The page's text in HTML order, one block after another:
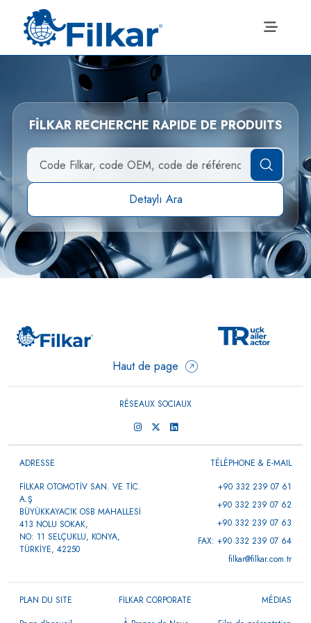
FİLKAR RECHERCHE RAPIDE DE PRODUITS
Detaylı Ara
Haut de page
RÉSEAUX SOCIAUX
ADRESSE
FİLKAR OTOMOTİV SAN. VE TİC.
A.Ş
BÜYÜKKAYACIK OSB MAHALLESİ
413 NOLU SOKAK,
NO: 11 SELÇUKLU, KONYA,
TÜRKİYE, 42250
TÉLÉPHONE & E-MAIL
+90 332 239 07 61
+90 332 239 07 62
+90 332 239 07 63
FAX: +90 332 239 07 64
filkar@filkar.com.tr
PLAN DU SITE
FİLKAR CORPORATE
MÉDIAS